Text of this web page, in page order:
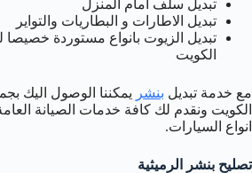
تبديل سلف امام المنزل
تبديل الاطارات و البطاريات والتواير
تبديل الزيوت بانواع مستوردة خصيصا
الكويت
مع خدمة تبديل بنشر يمكننا الوصول اليك
الكويت ونقدم لك كافة خدمات الصيانة
انواع السيارات.
تصليح بنشر الرميثية